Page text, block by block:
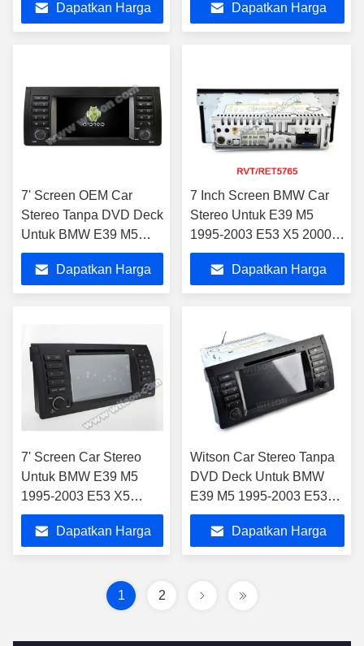
AndroidDapatkan Harga
2000-2007 X5 2000-2007
Dapatkan Harga
7' Screen OEM Car
Stereo Tanpa DVD Deck
Untuk BMW E39 M5
1995-2003 E53 X5
2000-2007Dapatkan Harga
7 Inch Screen BMW Car
Stereo Untuk E39 M5
1995-2003 E53 X5 2000-
2007 Android Mobil DVD
GPS Multimedia
Dapatkan Harga
7' Screen Car Stereo
Untuk BMW E39 M5
1995-2003 E53 X5
2000-2007 Android
DVD GPS Multimedia
Dapatkan Harga
Witson Car Stereo Tanpa
DVD Deck Untuk BMW
E39 M5 1995-2003 E53
X5 2000-2007
Dapatkan Harga
1 2